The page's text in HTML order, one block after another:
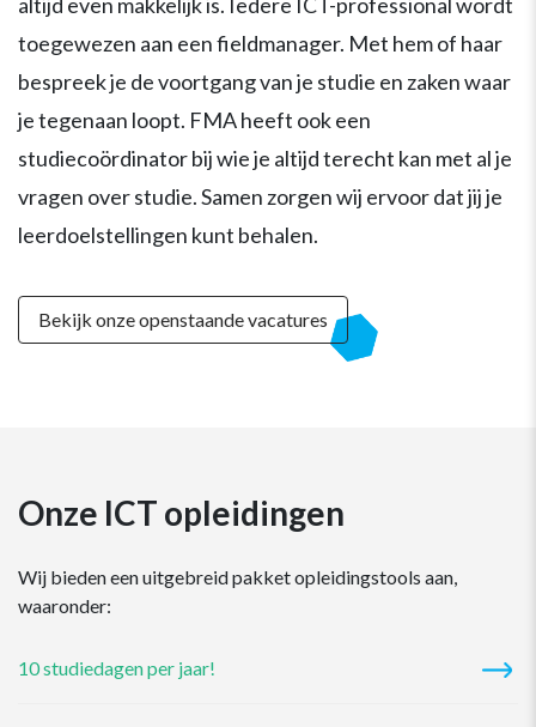
toegewezen aan een fieldmanager. Met hem of haar
bespreek je de voortgang van je studie en zaken waar
je tegenaan loopt. FMA heeft ook een
studiecoördinator bij wie je altijd terecht kan met al je
vragen over studie. Samen zorgen wij ervoor dat jij je
leerdoelstellingen kunt behalen.
Bekijk onze openstaande vacatures
Onze ICT opleidingen
Wij bieden een uitgebreid pakket opleidingstools aan,
waaronder:
10 studiedagen per jaar!